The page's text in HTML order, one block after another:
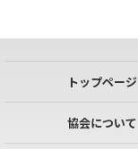
トップページ
協会について